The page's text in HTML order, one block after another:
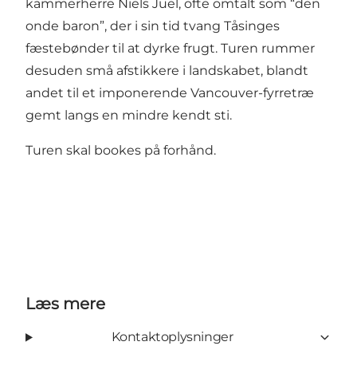
kammerherre Niels Juel, ofte omtalt som “den
onde baron”, der i sin tid tvang Tåsinges
fæstebønder til at dyrke frugt. Turen rummer
desuden små afstikkere i landskabet, blandt
andet til et imponerende Vancouver-fyrretræ
gemt langs en mindre kendt sti.
Turen skal bookes på forhånd.
Læs mere
Kontaktoplysninger